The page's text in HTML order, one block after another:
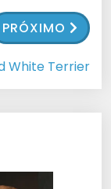
PRÓXIMO
White Terrier